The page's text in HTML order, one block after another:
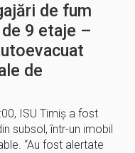
de fum
9 etaje –
de
ISU Timiș a fost
subsol, într-un imobil
“Au fost alertate